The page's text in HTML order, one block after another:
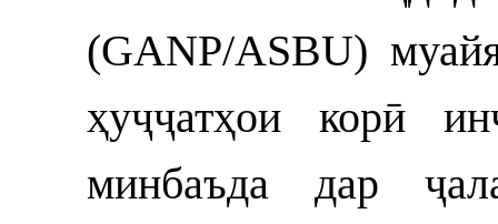
(GANP/ASBU)
ҳуҷҷатҳои корӣ
минбаъда дар